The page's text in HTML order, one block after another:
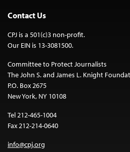
Contact Us
CPJ is a 501(c)3 non-profit.
Our EIN is 13-3081500.
Committee to Protect Journalists
The John S. and James L. Knight
P.O. Box 2675
New York, NY 10108
Tel 212-465-1004
Fax 212-214-0640
info@cpj.org